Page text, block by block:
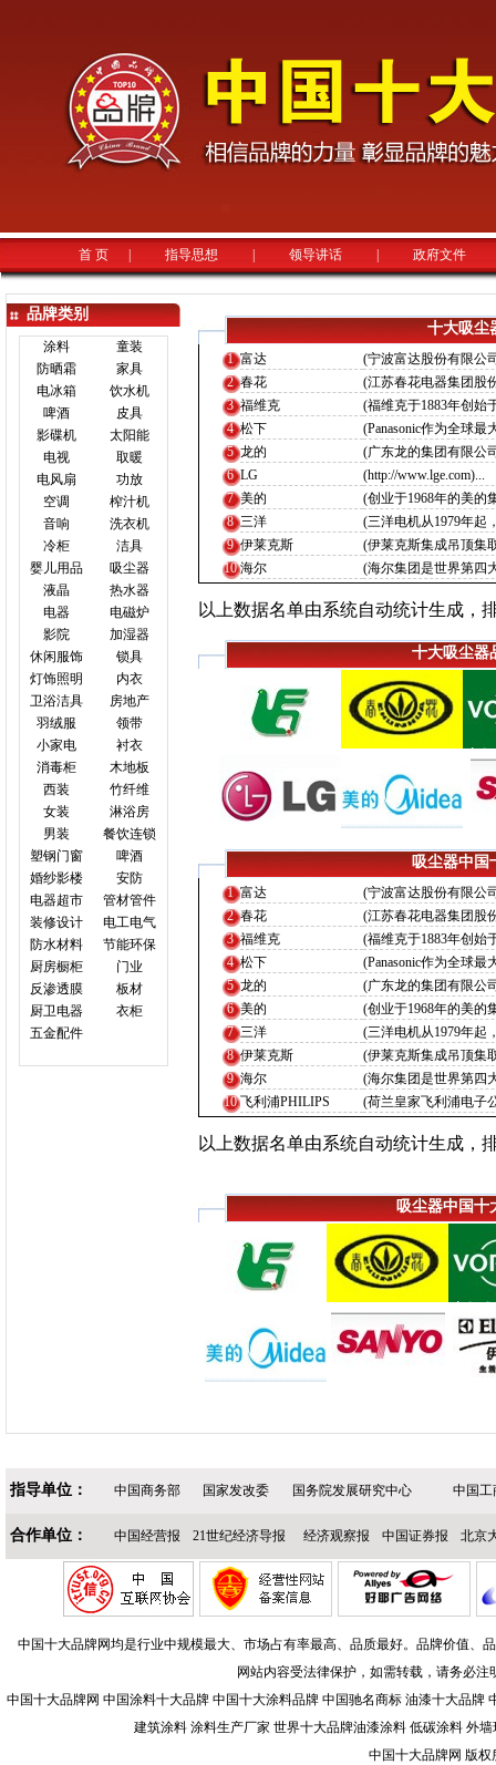
首 页 指导思想 领导讲话 政府文件
品牌类别
涂料
童装
防晒霜
家具
电冰箱
饮水机
啤酒
皮具
影碟机
太阳能
电视
取暖
电风扇
功放
空调
榨汁机
音响
洗衣机
冷柜
洁具
婴儿用品
吸尘器
液晶
热水器
电器
电磁炉
影院
加湿器
休闲服饰
锁具
灯饰照明
内衣
卫浴洁具
房地产
羽绒服
领带
小家电
衬衣
消毒柜
木地板
西装
竹纤维
女装
淋浴房
男装
餐饮连锁
塑钢门窗
啤酒
婚纱影楼
安防
电器超市
管材管件
装修设计
电工电气
防水材料
节能环保
厨房橱柜
门业
反渗透膜
板材
厨卫电器
衣柜
五金配件
十大吸尘
1 富达
(宁波富达股份有限公
2 春花
(江苏春花电器集团股
3 福维克
(福维克于1883年创始
4 松下
(Panasonic作为全球
5 龙的
(广东龙的集团有限公
6 LG
(http://www.lge.com)...
7 美的
(创业于1968年的美的
8 三洋
(三洋电机从1979年起
9 伊莱克斯
(伊莱克斯集成吊顶集
10海尔 (海尔集团是世界第四
以上数据名单由系统自动统计生成，
十大吸尘器
吸尘器中国
1 富达
(宁波富达股份有限公
2 春花
(江苏春花电器集团股
3 福维克
(福维克于1883年创始
4 松下
(Panasonic作为全球
5 龙的
(广东龙的集团有限公
6 美的
(创业于1968年的美的
7 三洋
(三洋电机从1979年起
8 伊莱克斯
(伊莱克斯集成吊顶集
9 海尔
(海尔集团是世界第四
10飞利浦PHILIPS (荷兰皇家飞利浦电子
以上数据名单由系统自动统计生成，
吸尘器中国十
指导单位： 中国商务部 国家发改委 国务院发展研究中心 中国工
合作单位： 中国经营报 21世纪经济导报 经济观察报 中国证券报 北京
中国十大品牌网均是行业中规模最大、市场占有率最高、品质最好。品牌价值
网站内容受法律保护，如需转载，请务必
中国十大品牌网 中国涂料十大品牌 中国十大涂料品牌 中国驰名商标 油漆十大品
建筑涂料 涂料生产厂家 世界十大品牌油漆涂料 低碳涂料 外
中国十大品牌网 版权